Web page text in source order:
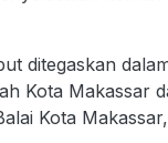
ditegaskan
Kota Makassar
Kota